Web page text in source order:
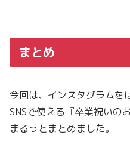
まとめ
今回は、インスタグラムを
SNSで使える『卒業祝いの
まるっとまとめました。